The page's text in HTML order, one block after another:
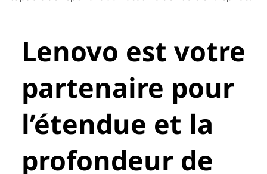
Lenovo est votre
partenaire pour
l’étendue et la
profondeur de